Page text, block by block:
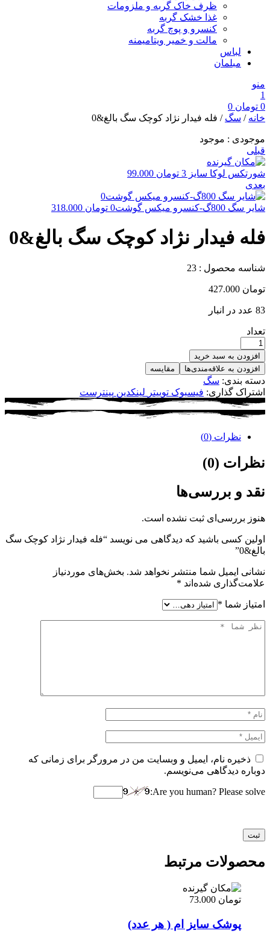
ظرف خاک گربه و ملزومات
غذا خشک گربه
کنسرو و پوچ گربه
مالت و خمیر ویتامیمنه
لباس
مبلمان
منو
1
0 تومان
خانه / سگ / فله فیدار نژاد کوچک سگ بالغ&0
موجودی : موجود
قبلی
شورتکس لوکا سایز 3 تومان
بعدی
شایر سگ 800گ-کنسرو میکس گوشت0 تومان
فله فیدار نژاد کوچک سگ بالغ&0
شناسه محصول : 23
تومان
83 عدد در انبار
تعداد
افزودن به سبد خرید
افزودن به علاقه‌مندی‌ها
مقایسه
دسته بندی: سگ
اشتراک گذاری: فیسبوک توییتر لینکدین پینترست
نظرات (0)
نظرات (0)
نقد و بررسی‌ها
هنوز بررسی‌ای ثبت نشده است.
اولین کسی باشید که دیدگاهی می نویسد “فله فیدار نژاد کوچک سگ
بالغ&0”
نشانی ایمیل شما منتشر نخواهد شد. بخش‌های موردنیاز
علامت‌گذاری شده‌اند *
امتیاز شما *
ذخیره نام، ایمیل و وبسایت من در مرورگر برای زمانی که
دوباره دیدگاهی می‌نویسم.
Are you human? Please solve:
محصولات مرتبط
تومان
پوشک سایز ام ( هر عدد)